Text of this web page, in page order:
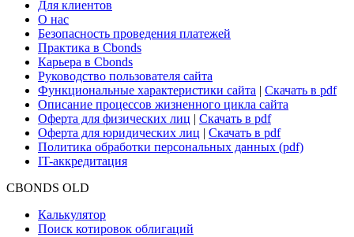
Для клиентов
О нас
Безопасность проведения платежей
Практика в Cbonds
Карьера в Cbonds
Руководство пользователя сайта
Функциональные характеристики сайта | Скачать в pdf
Описание процессов жизненного цикла сайта
Оферта для физических лиц | Скачать в pdf
Оферта для юридических лиц | Скачать в pdf
Политика обработки персональных данных (pdf)
IT-аккредитация
CBONDS OLD
Калькулятор
Поиск котировок облигаций